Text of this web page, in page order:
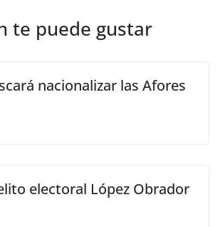
p k
te puede gustar
nacionalizar las Afores
electoral López Obrador